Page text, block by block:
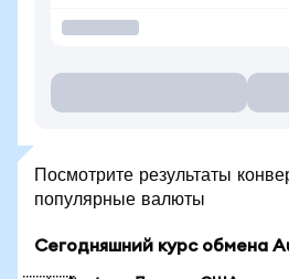
Посмотрите результаты
популярные валюты
Сегодняшний курс обмена